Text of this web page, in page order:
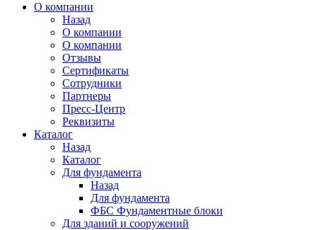
О компании
Назад
О компании
О компании
Отзывы
Сертификаты
Сотрудники
Партнеры
Пресс-Центр
Реквизиты
Каталог
Назад
Каталог
Для фундамента
Назад
Для фундамента
ФБС Фундаментные блоки
Для зданий и сооружений